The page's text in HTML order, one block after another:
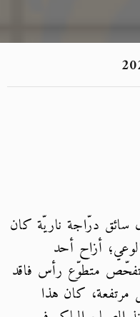
سائق درّاجة ناريّة كان
أزاح أحد
متطوّع رأس فاقد
مرتفعة، كان هذا